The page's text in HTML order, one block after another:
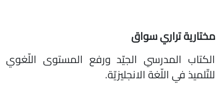
مختارية تراري سواق
الكتاب المدرسي الجيّد ورفع المستوى اللّغوي
للتّلميذ في اللّغة الانجليزيّة.